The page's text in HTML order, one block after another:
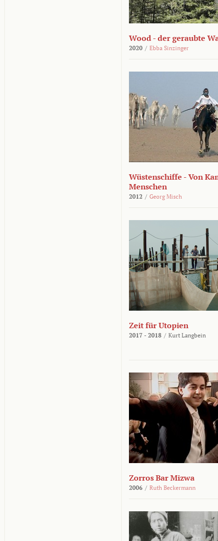
Wood - der geraubte
2020 / Ebba Sinzinger
Wüstenschiffe - Von
Menschen
2012 / Georg Misch
Zeit für Utopien
2017 - 2018 / Kurt Langbein
Zorros Bar Mizwa
2006 / Ruth Beckermann